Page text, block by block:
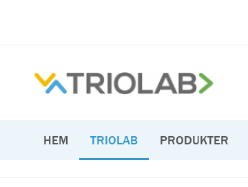
HEM TRIOLAB PRODUKTER